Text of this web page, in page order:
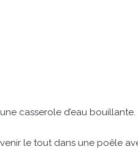
casserole d’eau bouillante.
le tout dans une poêle